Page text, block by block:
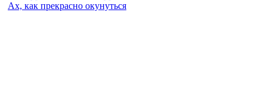
Ах, как прекрасно окунуться